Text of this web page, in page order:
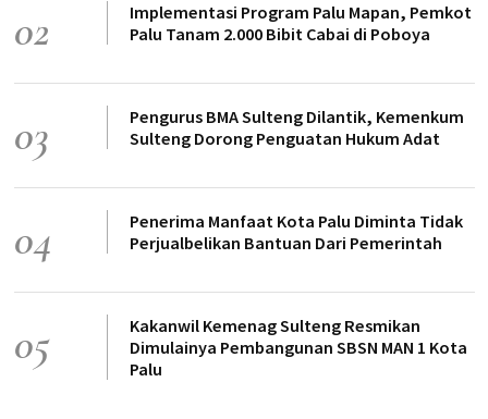
02
Implementasi Program Palu Mapan, Pemkot
Palu Tanam 2.000 Bibit Cabai di Poboya
03
Pengurus BMA Sulteng Dilantik, Kemenkum
Sulteng Dorong Penguatan Hukum Adat
04
Penerima Manfaat Kota Palu Diminta Tidak
Perjualbelikan Bantuan Dari Pemerintah
05
Kakanwil Kemenag Sulteng Resmikan
Dimulainya Pembangunan SBSN MAN 1 Kota
Palu